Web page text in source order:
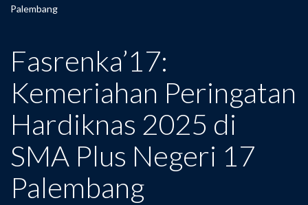
Palembang
Fasrenka’17:
Kemeriahan Peringatan
Hardiknas 2025 di
SMA Plus Negeri 17
Palembang